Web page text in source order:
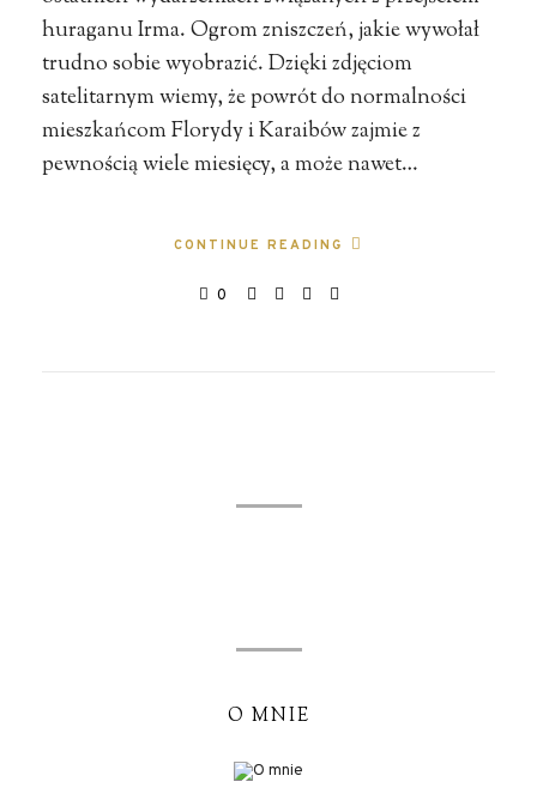
huraganu Irma. Ogrom zniszczeń, jakie wywołał
trudno sobie wyobrazić. Dzięki zdjęciom
satelitarnym wiemy, że powrót do normalności
mieszkańcom Florydy i Karaibów zajmie z
pewnością wiele miesięcy, a może nawet…
CONTINUE READING
0
O MNIE